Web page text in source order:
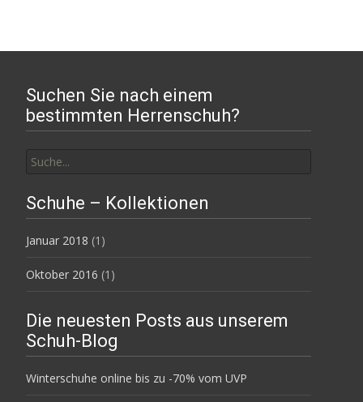
Suchen Sie nach einem
bestimmten Herrenschuh?
nach:
Schuhe – Kollektionen
Januar 2018 (1)
Oktober 2016 (1)
Die neuesten Posts aus unserem
Schuh-Blog
Winterschuhe online bis zu -70% vom UVP